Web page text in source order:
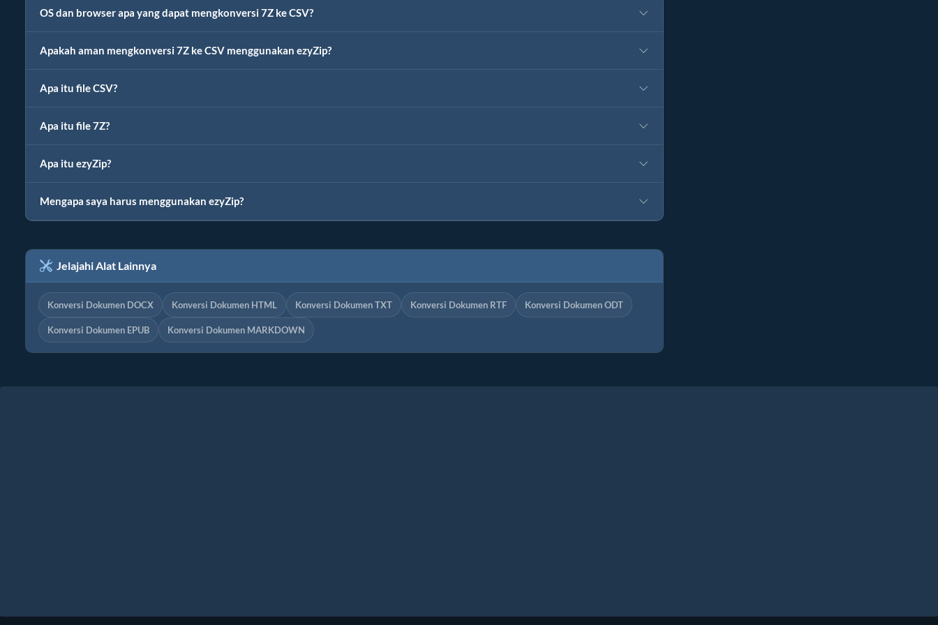
OS dan browser apa yang dapat mengkonversi 7Z ke CSV?
Apakah aman mengkonversi 7Z ke CSV menggunakan ezyZip?
Apa itu file CSV?
Apa itu file 7Z?
Apa itu ezyZip?
Mengapa saya harus menggunakan ezyZip?
Jelajahi Alat Lainnya
Konversi Dokumen DOCX Konversi Dokumen HTML Konversi Dokumen TXT Konversi Dokumen RTF Konversi Dokumen ODT
Konversi Dokumen EPUB Konversi Dokumen MARKDOWN